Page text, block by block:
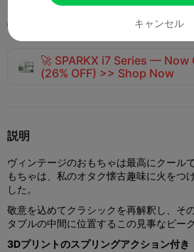

🚀 SPARKX i7 Series — Now
(26% OFF) >> Shop Now
説明
ヴィンテージのおもちゃは最高にクール
もちゃは、私のオタク懐古趣味に火をつ
した。
敬意を込めてクラシックを再解釈し、そ
タブルの中間に位置するこの見事なビー
3Dプリントのスプリングアクション付き
キャンセル